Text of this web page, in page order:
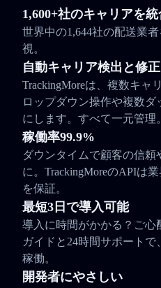
1,600+社のキャリアを統
世界中の1,644社の配送業
視。
自動キャリア検出と修正
TrackingMoreは、複数キャ
ロップダウン操作や複数
にします。すべて一元管理。
稼働率99.9%
ダウンタイムで顧客の信頼
に。TrackingMoreのAPIは
を保証。
最短3日で導入可能
導入に時間がかかる？ご心
ガイドと24時間サポート
稼働。
開発者にやさしい